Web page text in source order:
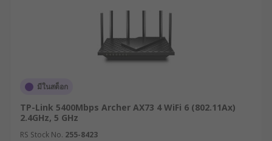
OpenVPN, PPTP ช่วยสร้างการเชื่อมต่อที่
เราเตอร์ SD-WAN : ใช้เทคโนโลยี Software-
Defined WAN ในการบริหารจัดการแบนด์วิดท์
ลักษณะของแอปพลิเคชันและสภาพเครือข่ายใน
เราเตอร์ Edge Computing : นอกจากทำหน้าที่
เป็นเราเตอร์ WiFi แล้ว ยังมีความสามารถในการ
มีในสต็อก
TP-Link 5400Mbps Archer AX73 4 WiFi 6 (802.11Ax)
2.4GHz, 5 GHz
RS Stock No. 255-8423